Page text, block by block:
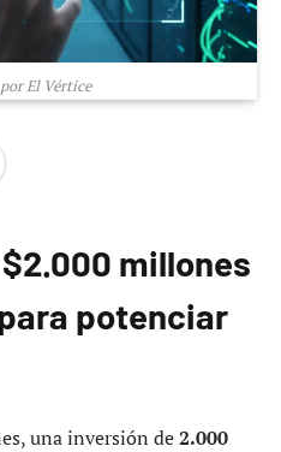
El Vértice
millones
potenciar
una inversión de2.000